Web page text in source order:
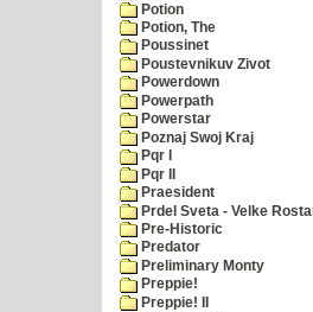
Potion
Potion, The
Poussinet
Poustevnikuv Zivot
Powerdown
Powerpath
Powerstar
Poznaj Swoj Kraj
Pqr I
Pqr II
Praesident
Prdel Sveta - Velke
Pre-Historic
Predator
Preliminary Monty
Preppie!
Preppie! II